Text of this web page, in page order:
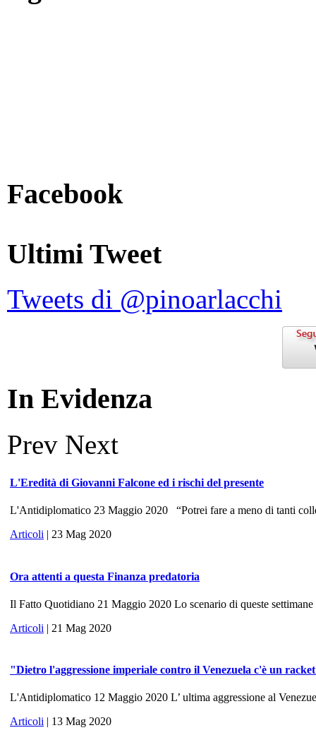
Facebook
Ultimi Tweet
Tweets di @pinoarlacchi
In Evidenza
Prev Next
L'Eredità di Giovanni Falcone ed i rischi del presente
L'Antidiplomatico 23 Maggio 2020 “Potrei fare a meno di tanti
Articoli | 23 Mag 2020
Ora attenti a questa Finanza predatoria
Il Fatto Quotidiano 21 Maggio 2020 Lo scenario di queste
Articoli | 21 Mag 2020
"Dietro l'aggressione imperiale contro il Venezuela c'è un
L'Antidiplomatico 12 Maggio 2020 L’ ultima aggressione al
Articoli | 13 Mag 2020